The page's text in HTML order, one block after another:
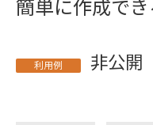
簡単に作成でき
利用例 非公開